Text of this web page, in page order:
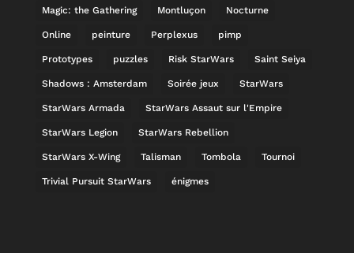
Magic: the Gathering Montluçon Nocturne
Online peinture Perplexus pimp
Prototypes puzzles Risk StarWars Saint Seiya
Shadows : Amsterdam Soirée jeux StarWars
StarWars Armada StarWars Assaut sur l'Empire
StarWars Legion StarWars Rebellion
StarWars X-Wing Talisman Tombola Tournoi
Trivial Pursuit StarWars énigmes